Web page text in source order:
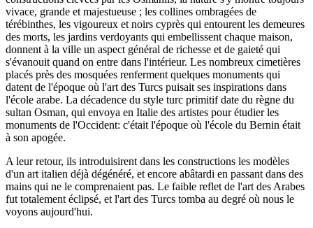
vivace, grande et majestueuse ; les collines ombragées de
térébinthes, les vigoureux et noirs cyprès qui entourent les demeures
des morts, les jardins verdoyants qui embellissent chaque maison,
donnent à la ville un aspect général de richesse et de gaieté qui
s'évanouit quand on entre dans l'intérieur. Les nombreux cimetières
placés près des mosquées renferment quelques monuments qui
datent de l'époque où l'art des Turcs puisait ses inspirations dans
l'école arabe. La décadence du style turc primitif date du règne du
sultan Osman, qui envoya en Italie des artistes pour étudier les
monuments de l'Occident: c'était l'époque où l'école du Bernin était
à son apogée.
A leur retour, ils introduisirent dans les constructions les modèles
d'un art italien déjà dégénéré, et encore abâtardi en passant dans des
mains qui ne le comprenaient pas. Le faible reflet de l'art des Arabes
fut totalement éclipsé, et l'art des Turcs tomba au degré où nous le
voyons aujourd'hui.